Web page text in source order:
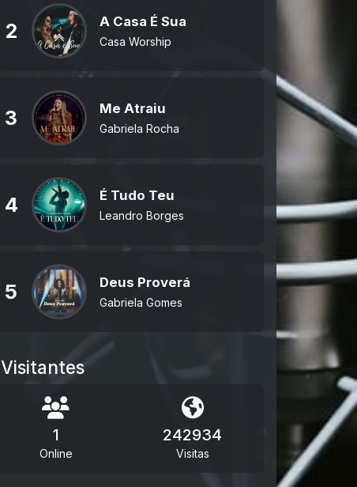
2 A Casa É Sua
Casa Worship
3 Me Atraiu
Gabriela Rocha
4 É Tudo Teu
Leandro Borges
5 Deus Proverá
Gabriela Gomes
Visitantes
1
Online
242934
Visitas